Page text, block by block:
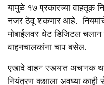
यामुळे १७ प्रकारच्या वाहतूक
नजर ठेवू शकणार आहे. नियमांचे
मोबाईलवर थेट डिजिटल
वाहनचालकांना चाप बसेल.
एखादे वाहन रस्त्यात अचानक
नियंत्रण कक्षाला अवघ्या